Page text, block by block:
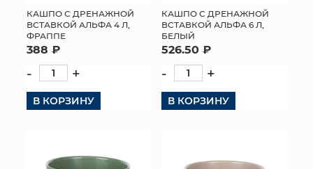
КАШПО С ДРЕНАЖНОЙ
ВСТАВКОЙ АЛЬФА 4 Л,
ФРАППЕ
388 ₽
- +
В КОРЗИНУ
КАШПО С ДРЕНАЖНОЙ
ВСТАВКОЙ АЛЬФА 6 Л,
БЕЛЫЙ
526.50 ₽
- +
В КОРЗИНУ